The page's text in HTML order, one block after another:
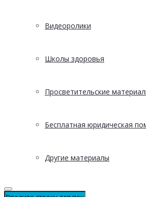
Видеоролики
Школы здоровья
Просветительские
Бесплатная юридическая
Другие материалы